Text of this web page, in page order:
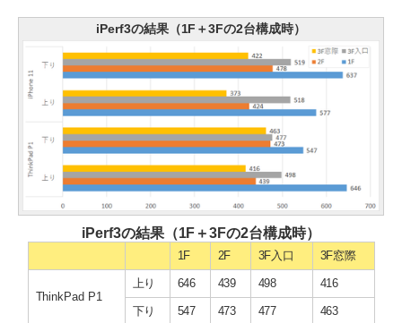
iPerf3の結果（1F＋3Fの2台構成時）
iPerf3の結果（1F＋3Fの2台構成時）
1F 2F 3F入口 3F窓際
ThinkPad P1
上り 646 439 498 416
下り 547 473 477 463